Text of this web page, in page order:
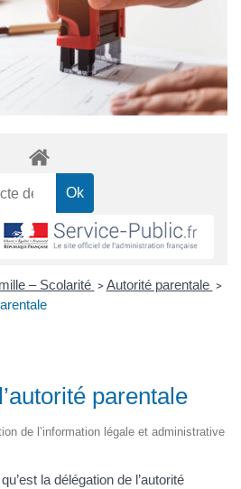
– Scolarité > Autorité parentale >
parentale
de l’information légale et administrative
la délégation de l’autorité